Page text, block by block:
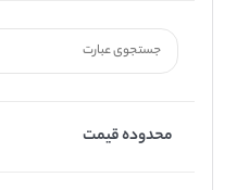
محدوده قیمت